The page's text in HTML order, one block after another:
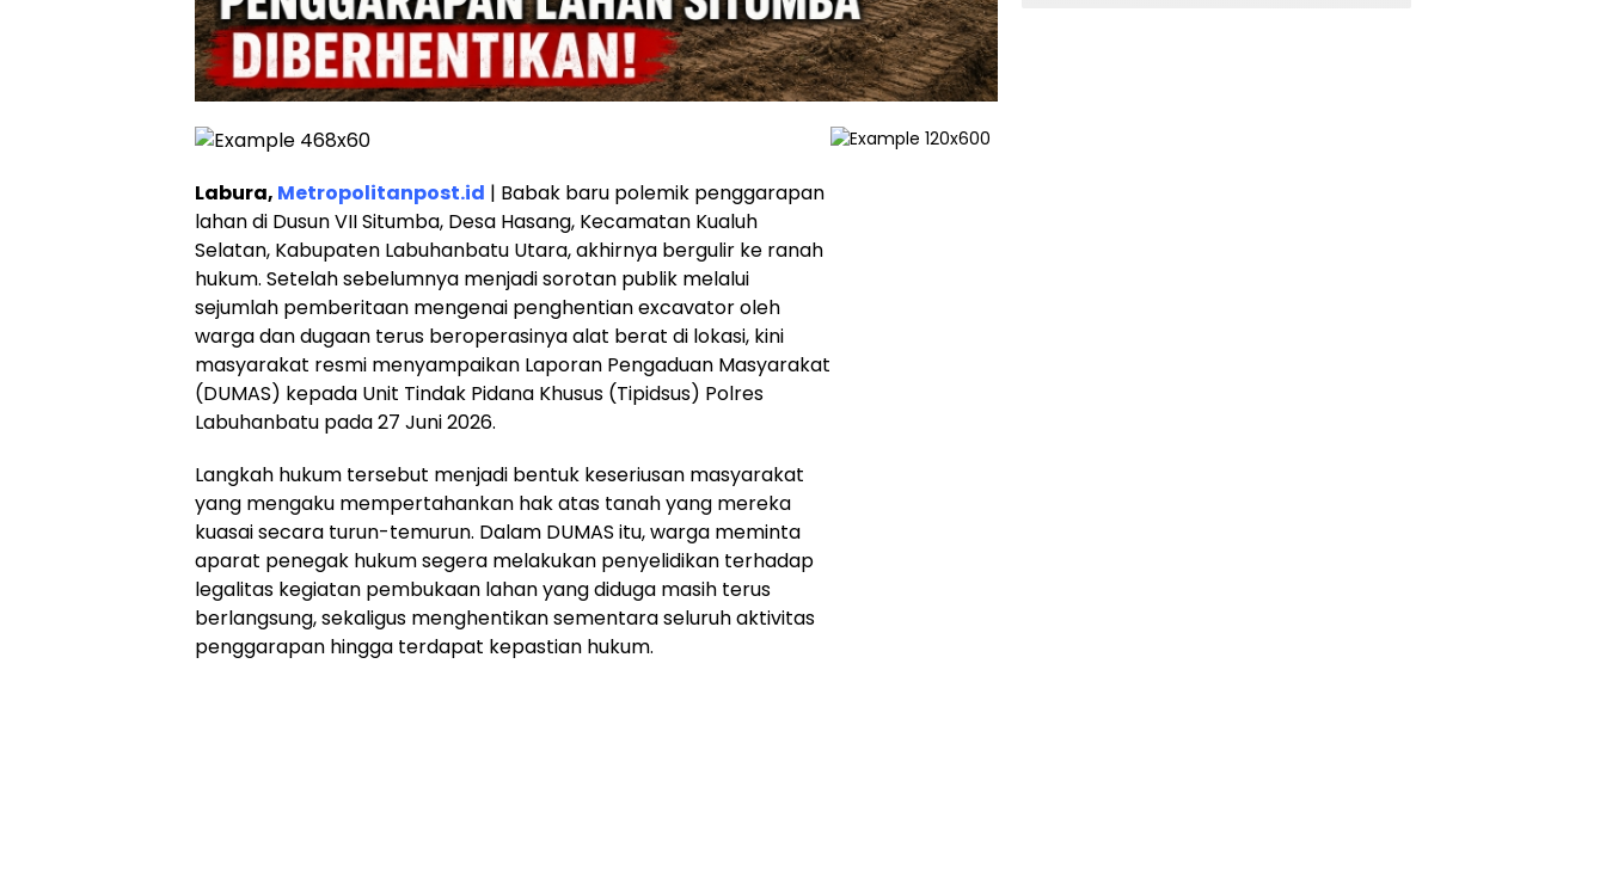
Labura, Metropolitanpost.id | Babak baru polemik penggarapan
lahan di Dusun VII Situmba, Desa Hasang, Kecamatan Kualuh
Selatan, Kabupaten Labuhanbatu Utara, akhirnya bergulir ke ranah
hukum. Setelah sebelumnya menjadi sorotan publik melalui
sejumlah pemberitaan mengenai penghentian excavator oleh
warga dan dugaan terus beroperasinya alat berat di lokasi, kini
masyarakat resmi menyampaikan Laporan Pengaduan Masyarakat
(DUMAS) kepada Unit Tindak Pidana Khusus (Tipidsus) Polres
Labuhanbatu pada 27 Juni 2026.
Langkah hukum tersebut menjadi bentuk keseriusan masyarakat
yang mengaku mempertahankan hak atas tanah yang mereka
kuasai secara turun-temurun. Dalam DUMAS itu, warga meminta
aparat penegak hukum segera melakukan penyelidikan terhadap
legalitas kegiatan pembukaan lahan yang diduga masih terus
berlangsung, sekaligus menghentikan sementara seluruh aktivitas
penggarapan hingga terdapat kepastian hukum.